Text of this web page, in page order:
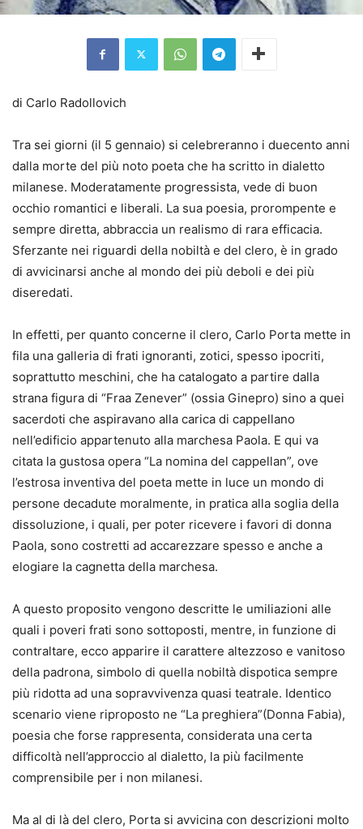
di Carlo Radollovich
Tra sei giorni (il 5 gennaio) si celebreranno i duecento anni
dalla morte del più noto poeta che ha scritto in dialetto
milanese. Moderatamente progressista, vede di buon
occhio romantici e liberali. La sua poesia, prorompente e
sempre diretta, abbraccia un realismo di rara efficacia.
Sferzante nei riguardi della nobiltà e del clero, è in grado
di avvicinarsi anche al mondo dei più deboli e dei più
diseredati.
In effetti, per quanto concerne il clero, Carlo Porta mette in
fila una galleria di frati ignoranti, zotici, spesso ipocriti,
soprattutto meschini, che ha catalogato a partire dalla
strana figura di “Fraa Zenever” (ossia Ginepro) sino a quei
sacerdoti che aspiravano alla carica di cappellano
nell’edificio appartenuto alla marchesa Paola. E qui va
citata la gustosa opera “La nomina del cappellan”, ove
l’estrosa inventiva del poeta mette in luce un mondo di
persone decadute moralmente, in pratica alla soglia della
dissoluzione, i quali, per poter ricevere i favori di donna
Paola, sono costretti ad accarezzare spesso e anche a
elogiare la cagnetta della marchesa.
A questo proposito vengono descritte le umiliazioni alle
quali i poveri frati sono sottoposti, mentre, in funzione di
contraltare, ecco apparire il carattere altezzoso e vanitoso
della padrona, simbolo di quella nobiltà dispotica sempre
più ridotta ad una sopravvivenza quasi teatrale. Identico
scenario viene riproposto ne “La preghiera”(Donna Fabia),
poesia che forse rappresenta, considerata una certa
difficoltà nell’approccio al dialetto, la più facilmente
comprensibile per i non milanesi.
Ma al di là del clero, Porta si avvicina con descrizioni molto